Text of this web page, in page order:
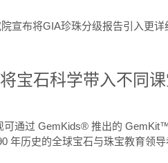
宣布将GIA珍珠分级报告引入更详
将宝石科学带入不同
可通过 GemKids® 推出的
年历史的全球宝石与珠宝教育领